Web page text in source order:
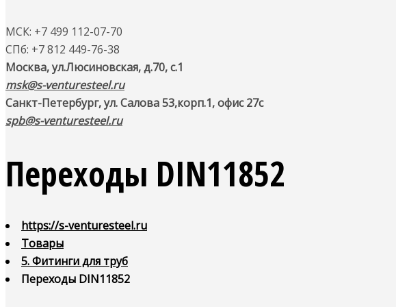
МСК: +7 499 112-07-70
СПб: +7 812 449-76-38
Москва, ул.Люсиновская, д.70, с.1
msk@s-venturesteel.ru
Санкт-Петербург, ул. Салова 53,корп.1, офис 27с
spb@s-venturesteel.ru
Переходы DIN11852
https://s-venturesteel.ru
Товары
5. Фитинги для труб
Переходы DIN11852